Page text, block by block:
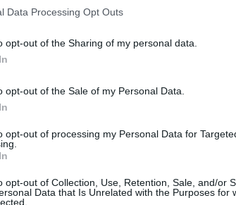
Data Processing Opt Outs
opt-out of the Sharing of my personal data.
opt-out of the Sale of my Personal Data.
opt-out of processing my Personal Data for
opt-out of Collection, Use, Retention, Sale, and/or
Data that Is Unrelated with the Purposes for
felvétele az 1956-os forradalomról
között található mintegy húszezer
közötti időszakból, köztük 1956-ban
önálló államiságát visszaadó 1955-ös
a második világháború utáni újjáépítés
felvételek. A könyvtárhoz kerültek
de Gaulle-ról, Nyikita Hruscsovról, Konrad
D. Eisenhowerről - készült portréi is.